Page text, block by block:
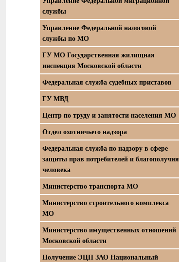
службы
Управление Федеральной налоговой
службы по МО
ГУ МО Государственная жилищная
инспекция Московской области
Федеральная служба судебных приставов
ГУ МВД
Центр по труду и занятости населения МО
Отдел охотничьего надзора
Федеральная служба по надзору в сфере
защиты прав потребителей и благополучия
человека
Министерство транспорта МО
Министерство строительного комплекса
МО
Министерство имущественных отношений
Московской области
Получение ЭЦП ЗАО Национальный